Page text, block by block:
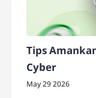
Tips
Cyber
May 29 2026